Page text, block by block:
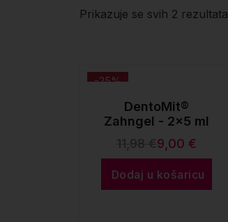
Prikazuje se svih 2 rezultata
-25%
DentoMit®
Zahngel - 2x5 ml
11,98 €
Izvorna
cijena
bila
9,00 €
Trenutna
cijena
je:
Dodaj u košaricu